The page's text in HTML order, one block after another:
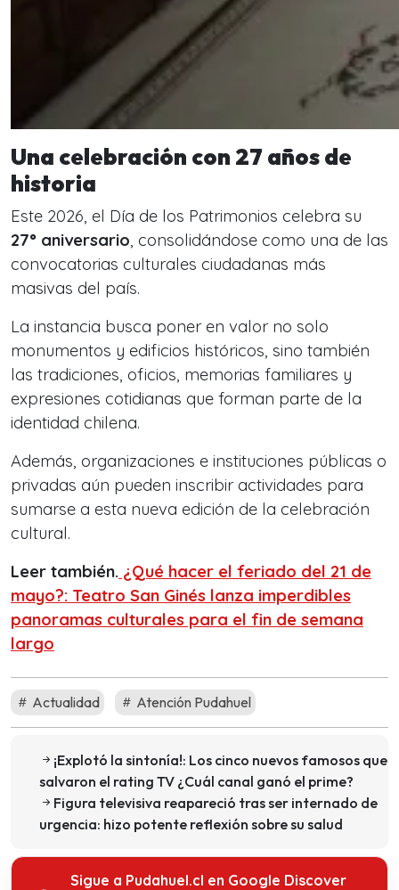
Una celebración con 27 años de
historia
Este 2026, el Día de los Patrimonios celebra su
27° aniversario , consolidándose como una de las
convocatorias culturales ciudadanas más
masivas del país.
La instancia busca poner en valor no solo
monumentos y edificios históricos, sino también
las tradiciones, oficios, memorias familiares y
expresiones cotidianas que forman parte de la
identidad chilena.
Además, organizaciones e instituciones públicas o
privadas aún pueden inscribir actividades para
sumarse a esta nueva edición de la celebración
cultural.
Leer también. ¿Qué hacer el feriado del 21 de
mayo?: Teatro San Ginés lanza imperdibles
panoramas culturales para el fin de semana
largo
Actualidad Atención Pudahuel
¡Explotó la sintonía!: Los cinco nuevos famosos que
salvaron el rating TV ¿Cuál canal ganó el prime?
Figura televisiva reapareció tras ser internado de
urgencia: hizo potente reflexión sobre su salud
Sigue a Pudahuel.cl en Google Discover